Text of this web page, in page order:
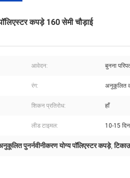
कपड़े 160 सेमी चौड़ाई
आवेदन: बुनना
रंग: अनुकूलित
शिकन प्रतिरोध: हाँ
लीड टाइमल: 10-15 दिन
पुनर्नवीनीकरण योग्य पॉलिएस्टर कपड़े,